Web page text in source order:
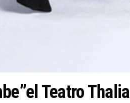
Teatro Thalia